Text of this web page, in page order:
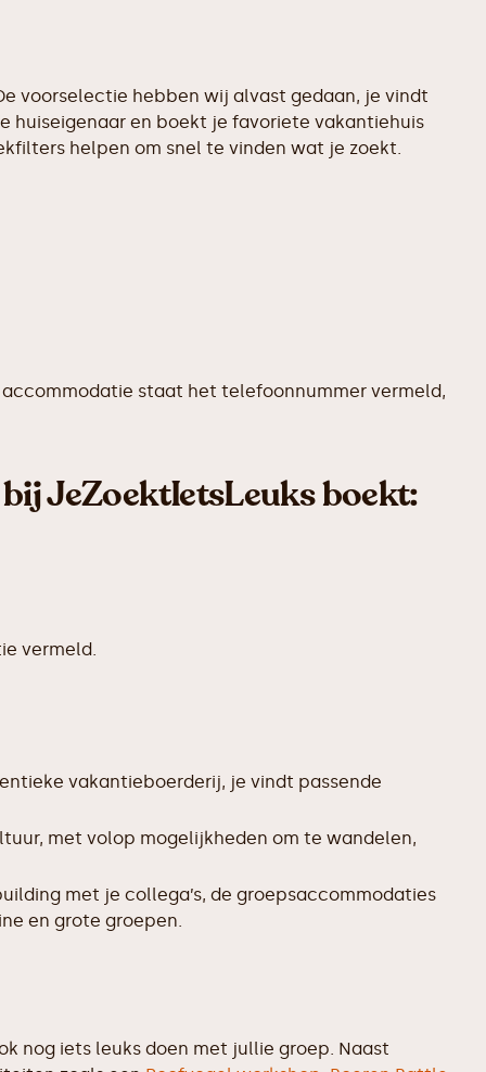
voorselectie hebben wij alvast gedaan, je vindt
huiseigenaar en boekt je favoriete vakantiehuis
helpen om snel te vinden wat je zoekt.
staat het telefoonnummer vermeld,
JeZoektIetsLeuks boekt:
vermeld.
vakantieboerderij, je vindt passende
met volop mogelijkheden om te wandelen,
met je collega’s, de groepsaccommodaties
en grote groepen.
nog iets leuks doen met jullie groep. Naast